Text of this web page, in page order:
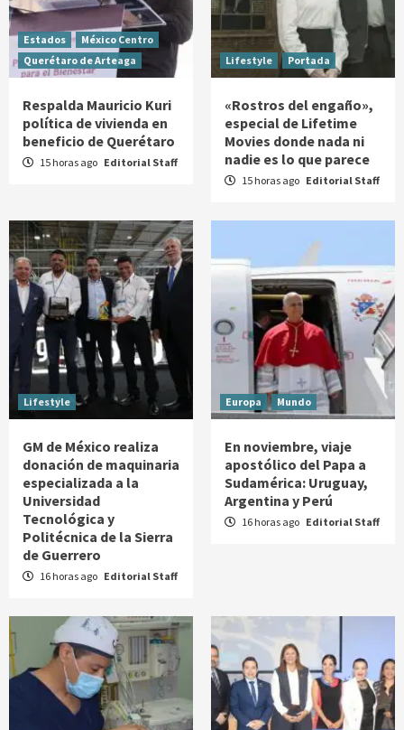
Estados
México Centro
Querétaro de Arteaga
Respalda Mauricio Kuri
política de vivienda en
beneficio de Querétaro
15 horas ago Editorial Staff
Lifestyle Portada
«Rostros del engaño»,
especial de Lifetime
Movies donde nada ni
nadie es lo que parece
15 horas ago Editorial Staff
Lifestyle
GM de México realiza
donación de maquinaria
especializada a la
Universidad
Tecnológica y
Politécnica de la Sierra
de Guerrero
16 horas ago Editorial Staff
Europa Mundo
En noviembre, viaje
apostólico del Papa a
Sudamérica: Uruguay,
Argentina y Perú
16 horas ago Editorial Staff